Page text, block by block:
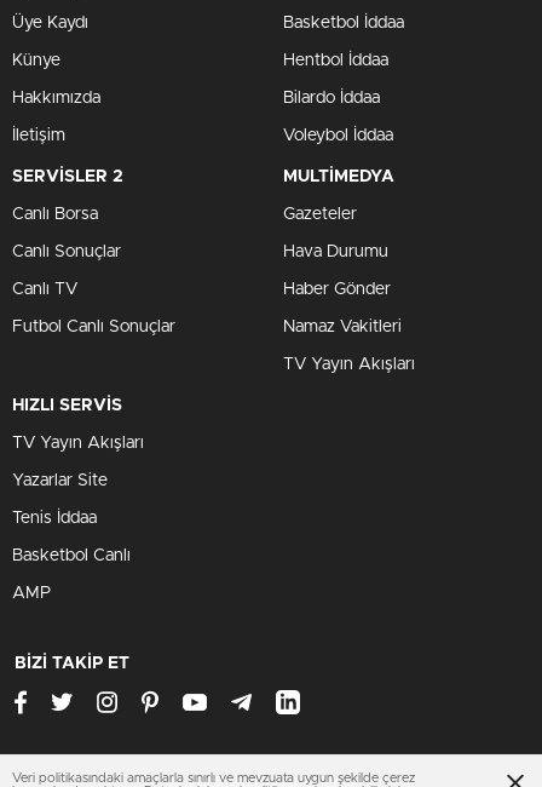
Üye Kaydı
Künye
Hakkımızda
İletişim
Basketbol İddaa
Hentbol İddaa
Bilardo İddaa
Voleybol İddaa
SERVİSLER 2
Canlı Borsa
Canlı Sonuçlar
Canlı TV
Futbol Canlı Sonuçlar
MULTİMEDYA
Gazeteler
Hava Durumu
Haber Gönder
Namaz Vakitleri
TV Yayın Akışları
HIZLI SERVİS
TV Yayın Akışları
Yazarlar Site
Tenis İddaa
Basketbol Canlı
AMP
BİZİ TAKİP ET
www.trabzonhaberleri.xyz
Veri politikasındaki amaçlarla sınırlı ve mevzuata uygun şekilde çerez